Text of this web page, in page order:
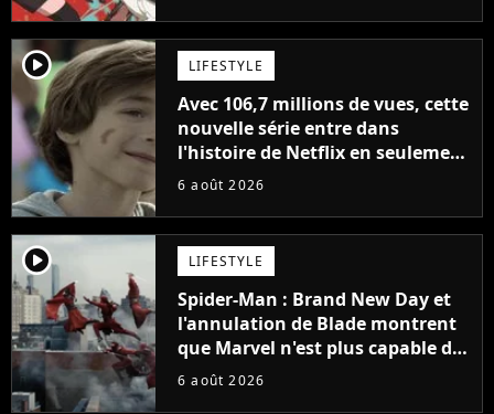
player2 LIFESTYLE
Avec 106,7 millions de vues, cette
nouvelle série entre dans
l'histoire de Netflix en seulement
48 jours
6 août 2026
player2 LIFESTYLE
Spider-Man : Brand New Day et
l'annulation de Blade montrent
que Marvel n'est plus capable de
faire quoi que ce soit de simple
6 août 2026